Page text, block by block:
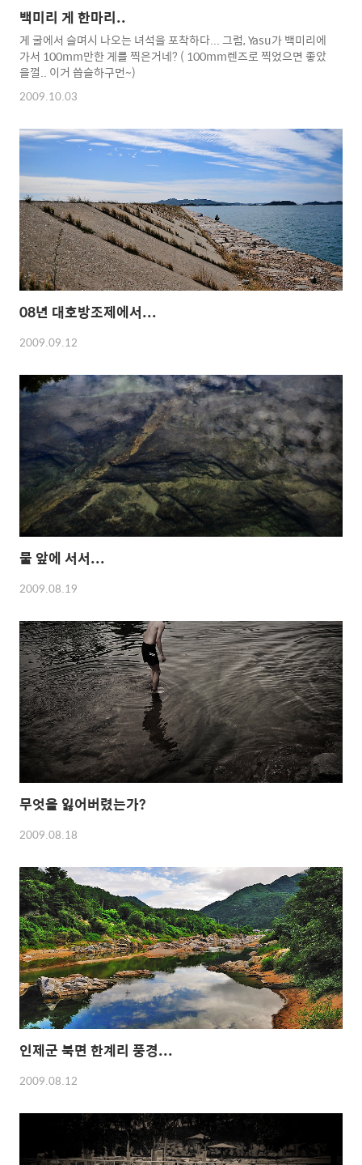
백미리 게 한마리..
게 굴에서 슬며시 나오는 녀석을 포착하다... 그럼, Yasu가 백미리에
가서 100mm만한 게를 찍은거네? ( 100mm렌즈로 찍었으면 좋았
을껄.. 이거 씁슬하구먼~)
2009.10.03
08년 대호방조제에서...
2009.09.12
물 앞에 서서...
2009.08.19
무엇을 잃어버렸는가?
2009.08.18
인제군 북면 한계리 풍경...
2009.08.12